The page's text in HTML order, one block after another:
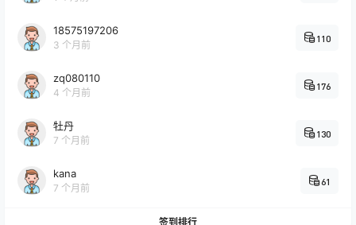
18575197206
3 个月前
110
zq080110
4 个月前
176
牡丹
7 个月前
130
kana
7 个月前
61
签到排行